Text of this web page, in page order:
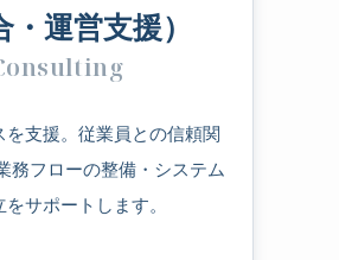
運営支援）
支援。従業員との信頼関
務フローの整備・システム
サポートします。